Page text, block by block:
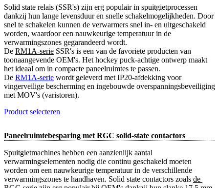
Solid state relais (SSR's) zijn erg populair in spuitgietprocessen
dankzij hun lange levensduur en snelle schakelmogelijkheden. Door
snel te schakelen kunnen de verwarmers snel in- en uitgeschakeld
worden, waardoor een nauwkeurige temperatuur in de
verwarmingszones gegarandeerd wordt.
De RM1A-serie SSR's is een van de favoriete producten van
toonaangevende OEM's. Het hockey puck-achtige ontwerp maakt
het ideaal om in compacte paneelruimtes te passen.
De RM1A-serie wordt geleverd met IP20-afdekking voor
vingerveilige bescherming en ingebouwde overspanningsbeveiliging
met MOV's (varistoren).
Product selecteren
Paneelruimtebesparing met RGC solid-state contactors
Spuitgietmachines hebben een aanzienlijk aantal
verwarmingselementen nodig die continu geschakeld moeten
worden om een nauwkeurige temperatuur in de verschillende
verwarmingszones te handhaven. Solid state contactors zoals de